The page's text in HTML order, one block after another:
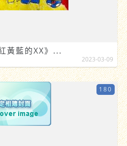
黃藍的XX》...
2023-03-09
180